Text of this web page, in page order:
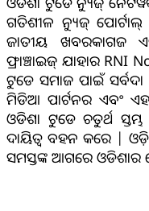
ଗତିଶୀଳ ନ୍ୟୁଜ୍
ଜାତୀୟ ଖବରକାଗଜ
ଫ୍ରାଞ୍ଚାଇଜ୍ ଯାହାର
ଟୁଡେ ସମାଜ ପାଇଁ
ମିଡିଆ ପାର୍ଟନର ଏବଂ
ଓଡିଶା ଟୁଡେ ଚତୁର୍ଥ
ଦାୟିତ୍ବ ବହନ କରେ |
ସମସ୍ତଙ୍କ ଆଗରେ ଓଡିଶାର